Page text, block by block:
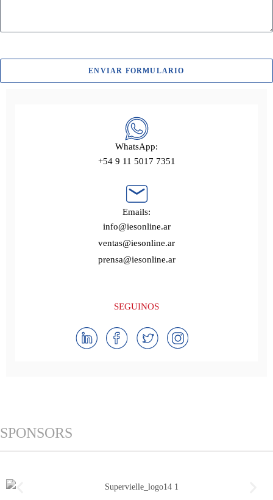
ENVIAR FORMULARIO
WhatsApp:
+54 9 11 5017 7351
Emails:
info@iesonline.ar
ventas@iesonline.ar
prensa@iesonline.ar
SEGUINOS
SPONSORS